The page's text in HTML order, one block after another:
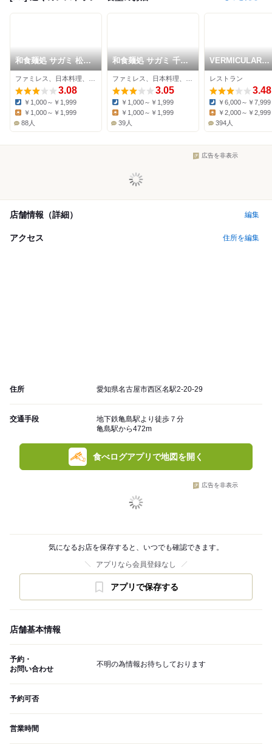
和食麺処 サガミ 松葉
公園店
3.08
Dinner:
￥1,000～￥1,999
Lunch:
￥1,000～￥1,999
88人
和食麺処 サガミ 千音
寺店
3.05
Dinner:
￥1,000～￥1,999
Lunch:
￥1,000～￥1,999
39人
VERMICULAR
RESTAURANT
FOUNDRY
レストラン
3.48
Dinner:
￥6,000～￥7,999
￥2,000～￥2,999
394人
広告を非表示
店舗情報（詳細） 編集
アクセス 住所を編集
住所 愛知県名古屋市西区名駅2-20-29
交通手段
地下鉄亀島駅より徒歩７分
亀島駅から472m
食べログアプリで地図を開く
広告を非表示
気になるお店を保存すると、いつでも確認できます。
アプリなら会員登録なし
アプリで保存する
店舗基本情報
予約・
お問い合わせ
不明の為情報お待ちしております
予約可否
営業時間